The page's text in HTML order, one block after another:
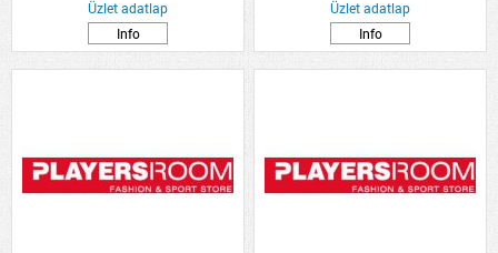
Üzlet adatlap
Info
Üzlet adatlap
Info